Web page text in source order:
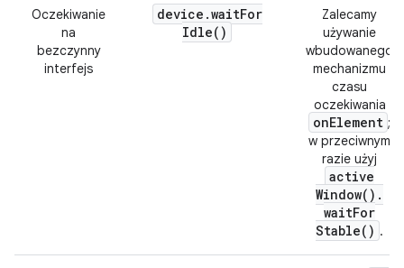
Oczekiwanie
na
bezczynny
interfejs
device .waitFor
Idle( )
Zalecamy
używanie
wbudowanego
mechanizmu
czasu
oczekiwania
onElement ;
w przeciwnym
razie użyj
active
Window( ) .
waitFor
Stable( ) .